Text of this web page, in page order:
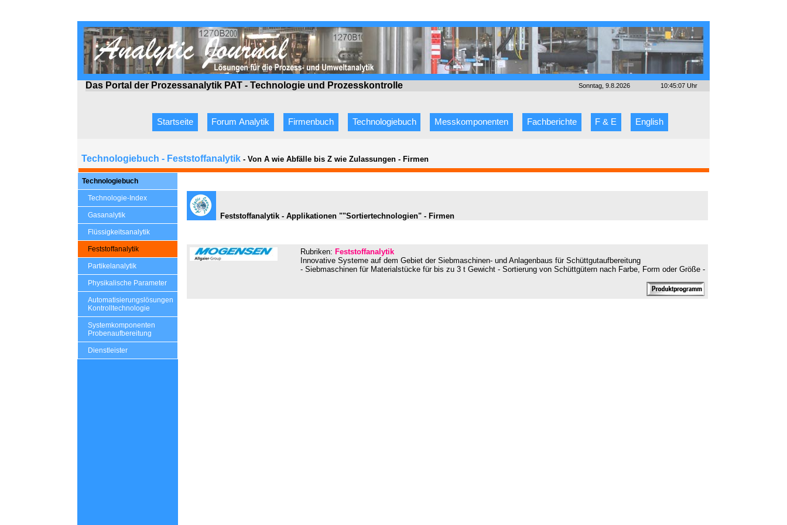
Das Portal der Prozessanalytik PAT - Technologie und Prozesskontrolle Sonntag, 9.8.2026 10:45:07 Uhr
Startseite Forum Analytik Firmenbuch Technologiebuch Messkomponenten Fachberichte F & E English
Technologiebuch - Feststoffanalytik - Von A wie Abfälle bis Z wie Zulassungen - Firmen
Technologiebuch
Technologie-Index
Gasanalytik
Flüssigkeitsanalytik
Feststoffanalytik
Partikelanalytik
Physikalische Parameter
Automatisierungslösungen
Kontrolltechnologie
Systemkomponenten
Probenaufbereitung
Dienstleister
Feststoffanalytik - Applikationen ""Sortiertechnologien" - Firmen
Rubriken: Feststoffanalytik
Innovative Systeme auf dem Gebiet der Siebmaschinen- und Anlagenbaus für Schüttgutaufbereitung
- Siebmaschinen für Materialstücke für bis zu 3 t Gewicht - Sortierung von Schüttgütern nach Farbe, Form oder Größe -